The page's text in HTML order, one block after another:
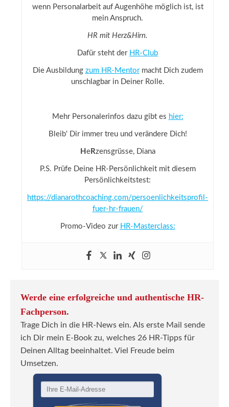
wenn Personalarbeit auf Augenhöhe möglich ist, ist
mein Anspruch.
HR mit Herz&Hirn.
Dafür steht der HR-Club
Die Ausbildung zum HR-Mentormacht Dich zudem
unschlagbar in Deiner Rolle.
Mehr Personalerinfos dazu gibt es hier:
Bleib' Dir immer treu und verändere Dich!
H eRzensgrüsse, Diana
P.S. Prüfe Deine HR-Persönlichkeit mit diesem
Persönlichkeitstest:
https://dianarothcoaching.com/persoenlichkeitsprofil-
fuer-hr-frauen/
Promo-Video zur HR-Masterclass:
Werde eine erfolgreiche und authentische HR-
Fachperson.
Trage Dich in die HR-News ein. Als erste Mail sende
ich Dir mein E-Book zu, welches 26 HR-Tipps für
Deinen Alltag beeinhaltet. Viel Freude beim
Umsetzen.